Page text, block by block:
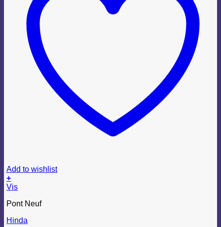
Add to wishlist
+
Dette
har
varianter.
Vis
Pont Neuf
Hinda